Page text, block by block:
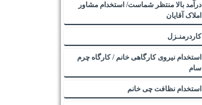
درآمد بالا منتظر شماست/ استخدام مشاور
املاک آقایان
کاردرمنـزل
استخدام نیروی کارگاهی خانم / کارگاه چرم
سام
استخدام نظافت چی خانم